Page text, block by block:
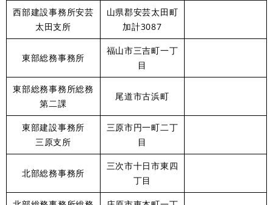
西部建設事務所安芸
太田支所
山県郡安芸太田町
加計3087
東部総務事務所
福山市三吉町一丁
目
東部総務事務所総務
第二課
尾道市古浜町
東部建設事務所
三原支所
三原市円一町二丁
目
北部総務事務所
三次市十日市東四
丁目